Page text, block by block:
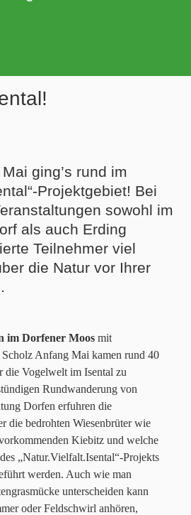
ging’s rund im
Projektgebiet! Bei
sowohl im
als auch Erding
Teilnehmer viel
die Natur vor Ihrer
im Dorfener Moos mit
Anfang Mai kamen rund 40
die Vogelwelt im Isental zu
Rundwanderung von
Dorfen erfuhren die
die bedrohten Wiesenbrüter wie
Kiebitz und welche
„Natur.Vielfalt.Isental“-Projekts
werden. Auch wie man
unterscheiden kann
oder Feldschwirl anhören,